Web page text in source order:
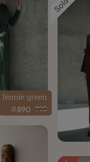
Sold
990
890
₪
Jennie green